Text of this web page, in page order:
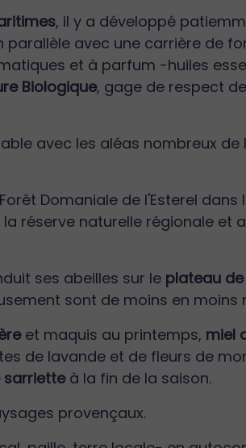
, il y a développé
parallèle avec une carrière de
et à parfum -huiles
Biologique, gage de respect
avec les aléas nombreux de
Domaniale de l'Esterel dans
réserve naturelle régionale et
ses abeilles sur le plateau
sont de moins en moins
et maquis au printemps, miel
de lavande et de fleurs de
sarrietteà la fin de la saison.
provençaux.